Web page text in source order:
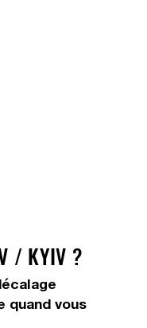
/ KYIV ?
quand vous